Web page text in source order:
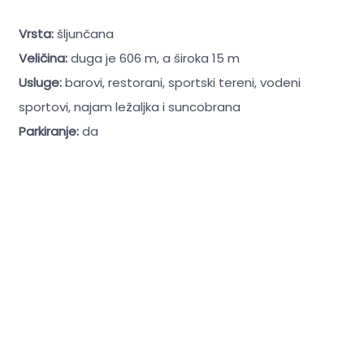
Vrsta:šljunčana
Veličina:duga je 606 m, a široka 15 m
Usluge:barovi, restorani, sportski tereni, vodeni
sportovi, najam ležaljka i suncobrana
Parkiranje:da